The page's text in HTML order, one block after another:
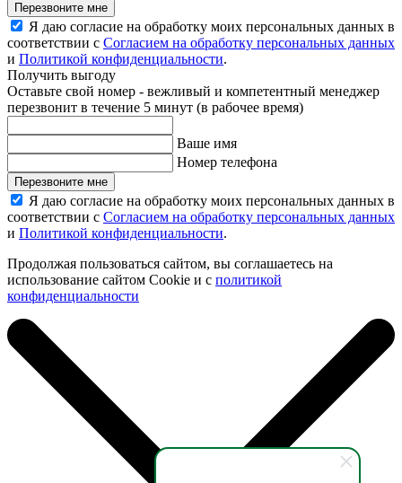
Перезвоните мне
Я даю согласие на обработку моих персональных данных в
соответствии с Согласием на обработку персональных данных
и Политикой конфиденциальности.
Получить выгоду
Оставьте свой номер - вежливый и компетентный менеджер
перезвонит в течение 5 минут (в рабочее время)
Ваше имя
Номер телефона
Перезвоните мне
Я даю согласие на обработку моих персональных данных в
соответствии с Согласием на обработку персональных данных
и Политикой конфиденциальности.
Продолжая пользоваться сайтом, вы соглашаетесь на
использование сайтом Cookie и с политикой
конфиденциальности